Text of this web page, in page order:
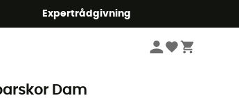
Expertrådgivning
Dam